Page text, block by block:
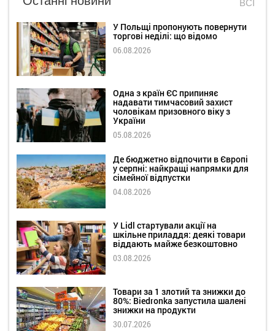
У Польщі пропонують повернути
торгові неділі: що відомо
06.08.2026
Одна з країн ЄС припиняє
надавати тимчасовий захист
чоловікам призовного віку з
України
05.08.2026
Де бюджетно відпочити в Європі
у серпні: найкращі напрямки для
сімейної відпустки
04.08.2026
У Lidl стартували акції на
шкільне приладдя: деякі товари
віддають майже безкоштовно
03.08.2026
Товари за 1 злотий та знижки до
80%: Biedronka запустила шалені
знижки на продукти
30.07.2026